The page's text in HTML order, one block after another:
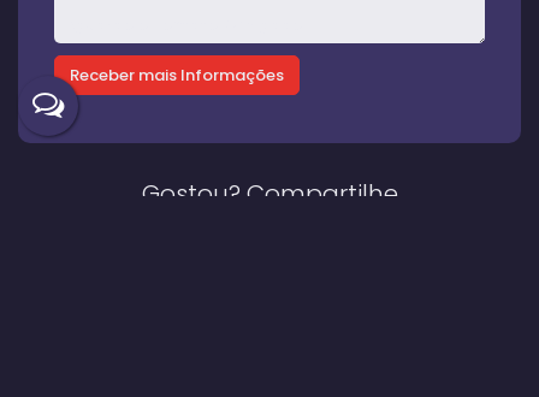
Gostou? Compartilhe